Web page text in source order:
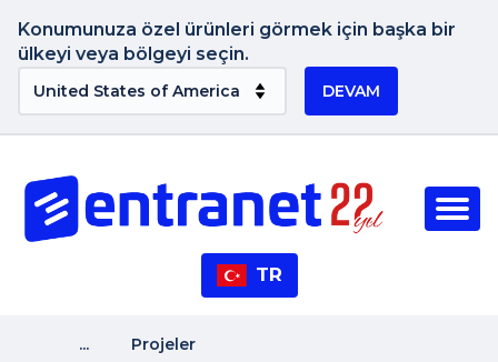
Konumunuza özel ürünleri görmek için başka bir
ülkeyi veya bölgeyi seçin.
DEVAM
TR
... Projeler